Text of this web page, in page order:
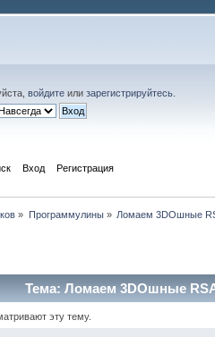
войдитеили зарегистрируйтесь.
Вход Регистрация
» Программулины» Ломаем 3DOшные
Тема: Ломаем 3DOшные
эту тему.